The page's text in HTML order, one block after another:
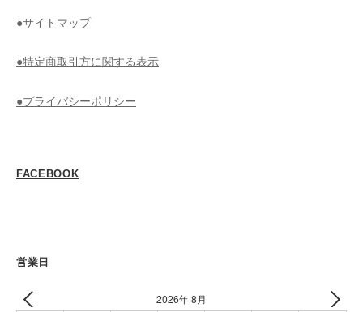
●サイトマップ
●特定商取引方に関する表示
●プライバシーポリシー
FACEBOOK
営業日
2026年 8月